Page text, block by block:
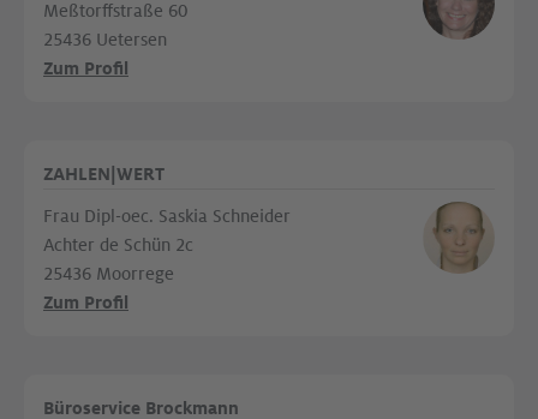
Meßtorffstraße 60
25436 Uetersen
Zum Profil
ZAHLEN|WERT
Frau Dipl-oec. Saskia Schneider
Achter de Schün 2c
25436 Moorrege
Zum Profil
Büroservice Brockmann